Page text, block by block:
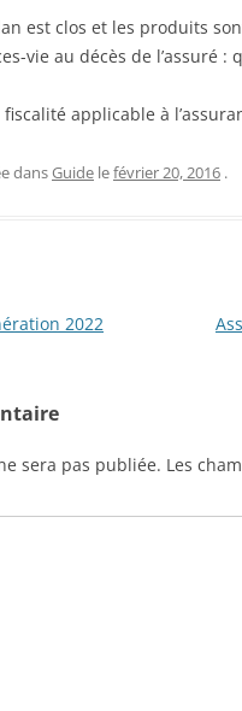
est clos et les produits
vie au décès de l’assuré :
applicable à
dansGuide lefévrier 20, 2016 .
2022
sera pas publiée. Les